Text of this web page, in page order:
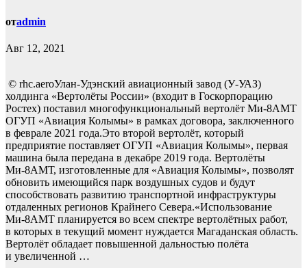
отadmin
Авг 12, 2021
© rhc.aeroУлан-Удэнский авиационный завод (У-УАЗ)
холдинга «Вертолёты России» (входит в Госкорпорацию
Ростех) поставил многофункциональный вертолёт Ми-8АМТ
ОГУП «Авиация Колымы» в рамках договора, заключенного
в феврале 2021 года.Это второй вертолёт, который
предприятие поставляет ОГУП «Авиация Колымы», первая
машина была передана в декабре 2019 года. Вертолёты
Ми-8АМТ, изготовленные для «Авиация Колымы», позволят
обновить имеющийся парк воздушных судов и будут
способствовать развитию транспортной инфраструктуры
отдаленных регионов Крайнего Севера.«Использование
Ми-8АМТ планируется во всем спектре вертолётных работ,
в которых в текущий момент нуждается Магаданская область.
Вертолёт обладает повышенной дальностью полёта
и увеличенной …